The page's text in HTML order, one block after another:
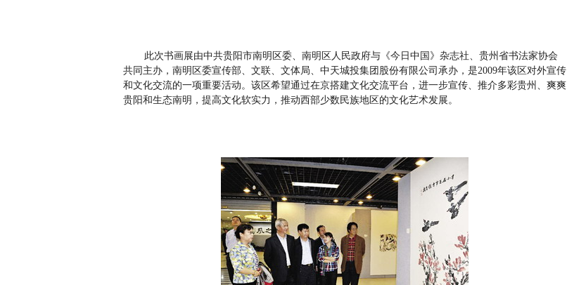
此次书画展由中共贵阳市南明区委、南明区人民政府与《今日中国》杂志社、贵州省书法家协会
共同主办，南明区委宣传部、文联、文体局、中天城投集团股份有限公司承办，是2009年该区对外宣传
和文化交流的一项重要活动。该区希望通过在京搭建文化交流平台，进一步宣传、推介多彩贵州、爽爽
贵阳和生态南明，提高文化软实力，推动西部少数民族地区的文化艺术发展。